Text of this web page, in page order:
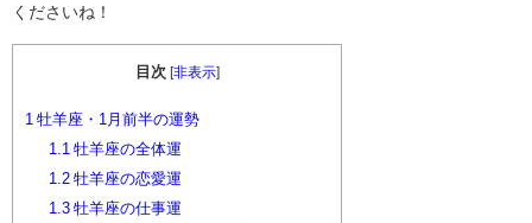
くださいね！
目次 非表示]
1 牡羊座・1月前半の運勢
1.1 牡羊座の全体運
1.2牡羊座の恋愛運
1.3牡羊座の仕事運